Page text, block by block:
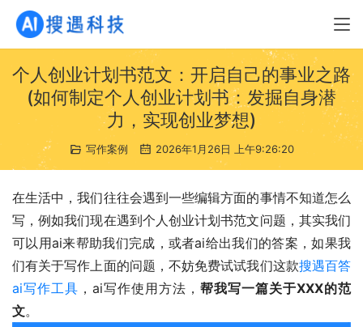
个人创业计划书范文：开启自己的事业之路
(如何制定个人创业计划书：发掘自身潜
力，实现创业梦想)
写作案例 2026年1月26日 上午9:26:20
在生活中，我们往往会遇到一些编辑方面的事情不知道怎么
写，例如我们现在遇到个人创业计划书范文问题，其实我们
可以用ai来帮助我们完成，或者ai给出我们的答案，如果我
们有关于写作上面的问题，不妨免费试试我们这款搜遇百答
ai写作工具 ，ai写作使用方法， 帮我写一篇关于XXX的范
文。